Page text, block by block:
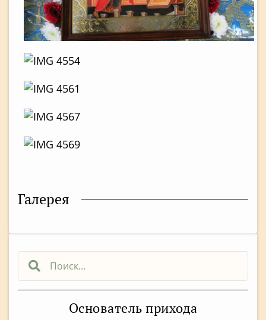
Основатель прихода
Галерея